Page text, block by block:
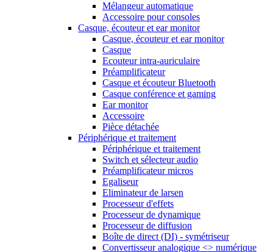
Mélangeur automatique
Accessoire pour consoles
Casque, écouteur et ear monitor
Casque, écouteur et ear monitor
Casque
Ecouteur intra-auriculaire
Préamplificateur
Casque et écouteur Bluetooth
Casque conférence et gaming
Ear monitor
Accessoire
Pièce détachée
Périphérique et traitement
Périphérique et traitement
Switch et sélecteur audio
Préamplificateur micros
Egaliseur
Eliminateur de larsen
Processeur d'effets
Processeur de dynamique
Processeur de diffusion
Boîte de direct (DI) - symétriseur
Convertisseur analogique <> numérique